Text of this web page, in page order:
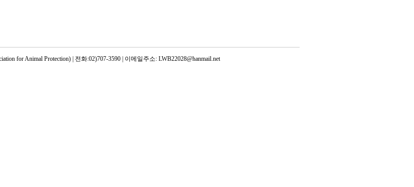
for Animal Protection) | 전화:02)707-3590 | 이메일주소: LWB22028@hanmail.net